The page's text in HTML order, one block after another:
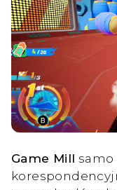
Game Mill samo